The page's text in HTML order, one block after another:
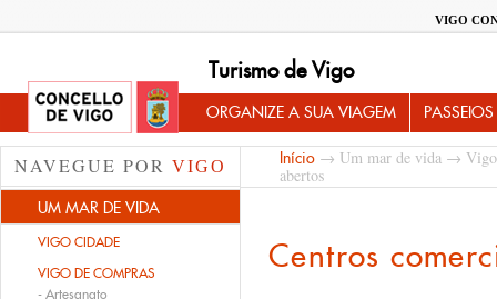
VIGO
Turismo de Vigo
ORGANIZE A SUA VIAGEM
NAVEGUE POR VIGO
UM MAR DE VIDA
VIGO CIDADE
VIGO DE COMPRAS
- Artesanato
Início → Um mar de vida →
abertos
Centros